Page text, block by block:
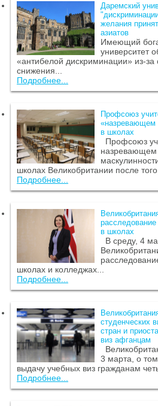
Даремский
желания
азиатов
Имеющий
университет
«антибелой дискриминации» из-
снижения...
Подробнее...
Профсоюз
«назревающем
в школах
Профсоюз
назревающем
школах Великобритании после того,
Подробнее...
в школах
В среду, 4
школах и колледжах...
Подробнее...
студенческих
стран и
виз афганцам
3 марта, о
выдачу учебных виз гражданам
Подробнее...